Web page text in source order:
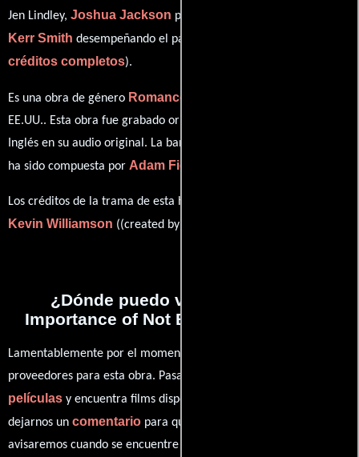
Jen Lindley, Joshua Jackson personificando a Pacey Witter y
Kerr Smith desempeñando el papel de Jack McPhee (
créditos completos).
Es una obra de género Romance
EE.UU.. Esta obra fue grabado originalmente con dialogos en
Inglés en su audio original. La banda sonora para esta producción
ha sido compuesta por Adam Fields
Los créditos de la trama de esta historia están divididos entre
Kevin Williamson ((created by)) y
¿Dónde puedo ver la series The
Importance of Not Being Too Earnest?
Lamentablemente por el momento no contamos con enlaces a
proveedores para esta obra. Pasa por nuestro catálogo de
películas y encuentra films disponibles. También puedes
dejarnos un comentario para que le demos prioridad y te
avisaremos cuando se encuentre disponible